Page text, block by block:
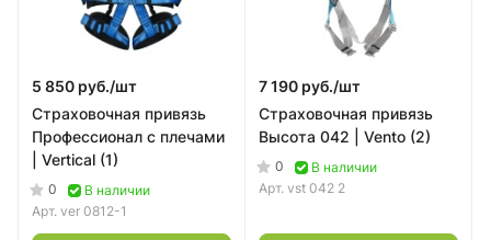
5 850 руб./шт
Страховочная привязь
Профессионал с плечами
| Vertical (1)
0
В наличии
Арт. ver 0812-1
7 190 руб./шт
Страховочная привязь
Высота 042 | Vento (2)
0
В наличии
Арт. vst 042 2